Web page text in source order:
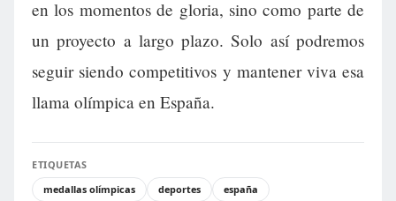
en los momentos de gloria, sino como parte de
un proyecto a largo plazo. Solo así podremos
seguir siendo competitivos y mantener viva esa
llama olímpica en España.
ETIQUETAS
medallas olímpicas
deportes
españa